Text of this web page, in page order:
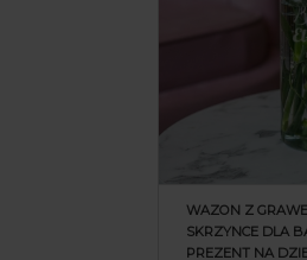
WAZON Z
SKRZYNCE DLA
PREZENT NA